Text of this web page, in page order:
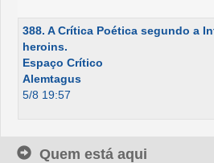
388. A Crítica Poética segundo a
heroins.
Espaço Crítico
Alemtagus
5/8 19:57
Quem está aqui